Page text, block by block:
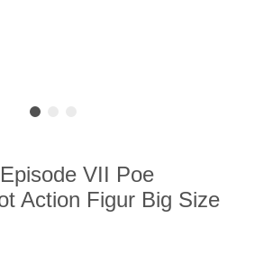
VII Poe
Action Figur Big Size